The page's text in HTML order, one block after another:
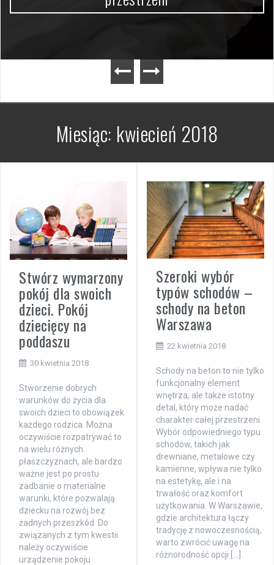
Miesiąc: kwiecień 2018
Stwórz wymarzony
pokój dla swoich
dzieci. Pokój
dziecięcy na
poddaszu
30 kwietnia 2018
Stworzenie dobrych
warunków do życia dla
swoich dzieci to obowiązek
każdego rodzica. Można
oczywiście rozpatrywać to
na wielu różnych
płaszczyznach, ale bardzo
ważne jest po prostu
zadbanie o materialne
warunki, które pozwalają
dziecku na rozwój bez
żadnych przeszkód. Do
związanych z tym kwestii
należy oczywiście
urządzenie pokoju
Szeroki wybór
typów schodów –
schody na beton
Warszawa
22 kwietnia 2018
Schody na beton to nie tylko
funkcjonalny element
wnętrza, ale także istotny
detal, który może nadać
charakter całej przestrzeni.
Wybór odpowiedniego typu
schodów, takich jak
drewniane, metalowe czy
kamienne, wpływa nie tylko
na estetykę, ale i na
trwałość oraz komfort
użytkowania. W Warszawie,
gdzie architektura łączy
tradycję z nowoczesnością,
warto zwrócić uwagę na
różnorodność opcji […]